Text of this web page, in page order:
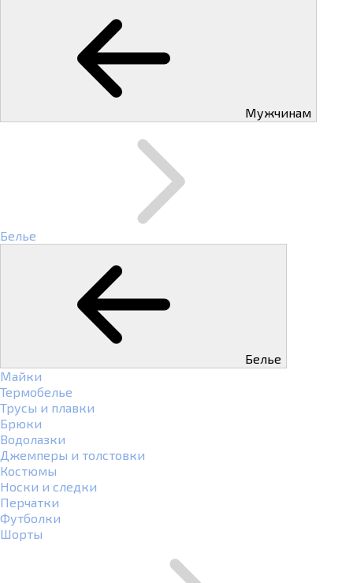
Мужчинам
Белье
Белье
Майки
Термобелье
Трусы и плавки
Брюки
Водолазки
Джемперы и толстовки
Костюмы
Носки и следки
Перчатки
Футболки
Шорты